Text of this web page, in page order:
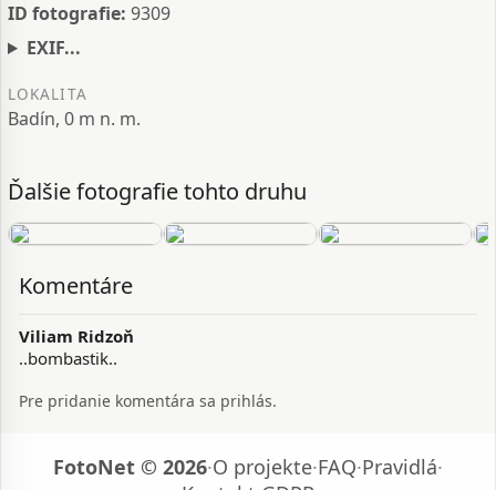
ID fotografie: 9309
EXIF...
LOKALITA
Badín, 0 m n. m.
Ďalšie fotografie tohto druhu
Komentáre
Viliam Ridzoň
..bombastik..
Pre pridanie komentára sa prihlás.
FotoNet © 2026·O projekte·FAQ·Pravidlá·